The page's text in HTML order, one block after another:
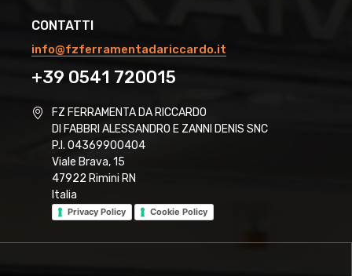
CONTATTI
info@fzferramentadariccardo.it
+39 0541 720015
FZ FERRAMENTA DA RICCARDO
DI FABBRI ALESSANDRO E ZANNI DENIS SNC
P.I. 04369900404
Viale Brava, 15
47922 Rimini RN
Italia
Privacy Policy Cookie Policy